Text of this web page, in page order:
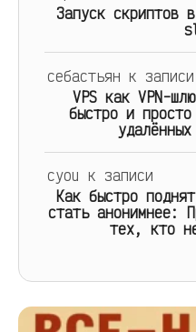
Запуск
себастьян к записи
VPS как VPN-
быстро и
cyou к записи
Как быстро
стать анонимнее:
тех, кто